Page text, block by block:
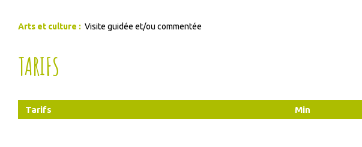
Arts et culture : Visite guidée et/ou commentée
TARIFS
Tarifs Min